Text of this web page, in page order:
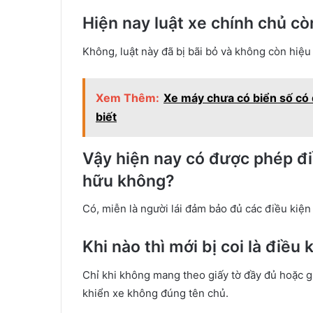
Hiện nay luật xe chính chủ
Không, luật này đã bị bãi bỏ và không còn
Xem Thêm: Xe máy chưa có biển số
biết
Vậy hiện nay có được phép
hữu không?
Có, miễn là người lái đảm bảo đủ các điều
Khi nào thì mới bị coi là điều
Chỉ khi không mang theo giấy tờ đầy đủ hoặc
khiển xe không đúng tên chủ.